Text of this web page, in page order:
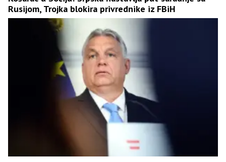
Rusijom, Trojka blokira privrednike iz FBiH